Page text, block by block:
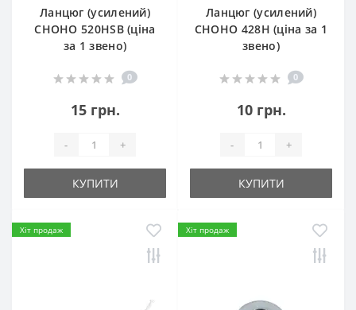
Ланцюг (усилений)
СHOHO 520HSB (ціна
за 1 звено)
0
15 грн.
- +
КУПИТИ
Ланцюг (усилений)
СHOHO 428H (ціна за 1
звено)
0
10 грн.
- +
КУПИТИ
Хіт продаж Хіт продаж